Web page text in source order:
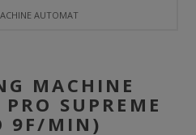
AUTOMATIC PRO SUPREME (UP TO
MACHINE
SUPREME
9F/MIN)